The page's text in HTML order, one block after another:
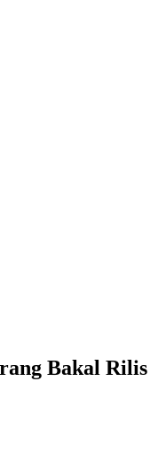
Bakal Rilis